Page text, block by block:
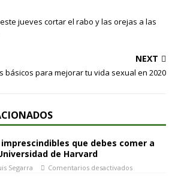
jueves cortar el rabo y las orejas a las
NEXT
básicos para mejorar tu vida sexual en 2020
que debes comer a
de Harvard
Segarra Comentarios desactivados